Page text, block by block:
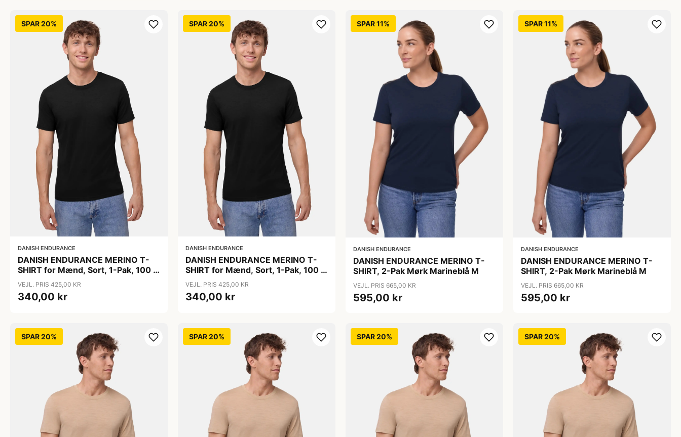
SPAR 20%
DANISH ENDURANCE
DANISH ENDURANCE MERINO T-
SHIRT for Mænd, Sort, 1-Pak, 100 %
Merinould, Ultrafine Fibre, Løs
Pasform, OEKO TEX CERT.
VEJL. PRIS 425,00 KR
340,00 kr
SPAR 20%
DANISH ENDURANCE
DANISH ENDURANCE MERINO T-
SHIRT for Mænd, Sort, 1-Pak, 100 %
Merinould, Ultrafine Fibre, Løs
Pasform, OEKO TEX CERT.
VEJL. PRIS 425,00 KR
340,00 kr
SPAR 11%
DANISH ENDURANCE
DANISH ENDURANCE MERINO T-
SHIRT, 2-Pak Mørk Marineblå M
VEJL. PRIS 665,00 KR
595,00 kr
SPAR 11%
DANISH ENDURANCE
DANISH ENDURANCE MERINO T-
SHIRT, 2-Pak Mørk Marineblå M
VEJL. PRIS 665,00 KR
595,00 kr
SPAR 20% SPAR 20% SPAR 20% SPAR 20%